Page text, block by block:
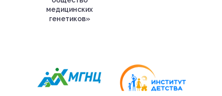
медицинских
генетиков»